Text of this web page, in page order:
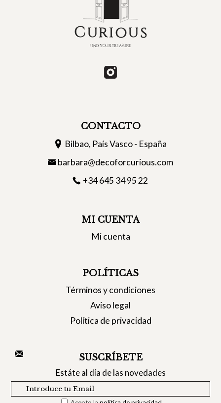
CONTACTO
Bilbao, País Vasco - España
barbara@decoforcurious.com
+34 645 34 95 22
MI CUENTA
Mi cuenta
POLÍTICAS
Términos y condiciones
Aviso legal
Política de privacidad
SUSCRÍBETE
Estáte al día de las novedades